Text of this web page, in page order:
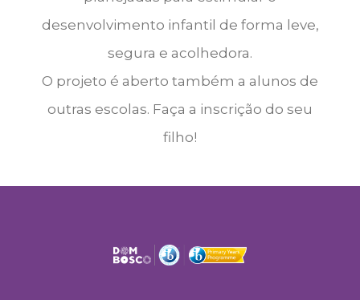
desenvolvimento infantil de forma leve,
segura e acolhedora.
O projeto é aberto também a alunos de
outras escolas. Faça a inscrição do seu
filho!